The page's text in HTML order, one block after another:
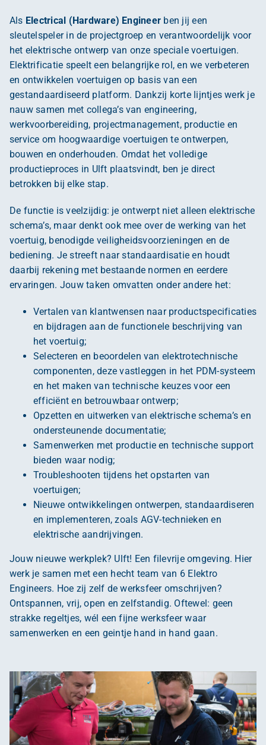
Als Electrical (Hardware) Engineer ben jij een
sleutelspeler in de projectgroep en verantwoordelijk voor
het elektrische ontwerp van onze speciale voertuigen.
Elektrificatie speelt een belangrijke rol, en we verbeteren
en ontwikkelen voertuigen op basis van een
gestandaardiseerd platform. Dankzij korte lijntjes werk je
nauw samen met collega’s van engineering,
werkvoorbereiding, projectmanagement, productie en
service om hoogwaardige voertuigen te ontwerpen,
bouwen en onderhouden. Omdat het volledige
productieproces in Ulft plaatsvindt, ben je direct
betrokken bij elke stap.
De functie is veelzijdig: je ontwerpt niet alleen elektrische
schema’s, maar denkt ook mee over de werking van het
voertuig, benodigde veiligheidsvoorzieningen en de
bediening. Je streeft naar standaardisatie en houdt
daarbij rekening met bestaande normen en eerdere
ervaringen. Jouw taken omvatten onder andere het:
Vertalen van klantwensen naar productspecificaties
en bijdragen aan de functionele beschrijving van
het voertuig;
Selecteren en beoordelen van elektrotechnische
componenten, deze vastleggen in het PDM-systeem
en het maken van technische keuzes voor een
efficiënt en betrouwbaar ontwerp;
Opzetten en uitwerken van elektrische schema’s en
ondersteunende documentatie;
Samenwerken met productie en technische support
bieden waar nodig;
Troubleshooten tijdens het opstarten van
voertuigen;
Nieuwe ontwikkelingen ontwerpen, standaardiseren
en implementeren, zoals AGV-technieken en
elektrische aandrijvingen.
Jouw nieuwe werkplek? Ulft! Een filevrije omgeving. Hier
werk je samen met een hecht team van 6 Elektro
Engineers. Hoe zij zelf de werksfeer omschrijven?
Ontspannen, vrij, open en zelfstandig. Oftewel: geen
strakke regeltjes, wél een fijne werksfeer waar
samenwerken en een geintje hand in hand gaan.